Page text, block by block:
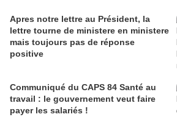
Apres notre lettre au Président, la
lettre tourne de ministere en ministere
mais toujours pas de réponse
positive
Communiqué du CAPS 84 Santé au
travail : le gouvernement veut faire
payer les salariés !